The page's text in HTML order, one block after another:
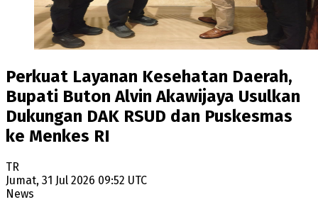
Perkuat Layanan Kesehatan Daerah,
Bupati Buton Alvin Akawijaya Usulkan
Dukungan DAK RSUD dan Puskesmas
ke Menkes RI
TR
Jumat, 31 Jul 2026 09:52 UTC
News